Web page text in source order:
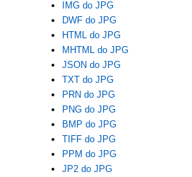
IMG do JPG
DWF do JPG
HTML do JPG
MHTML do JPG
JSON do JPG
TXT do JPG
PRN do JPG
PNG do JPG
BMP do JPG
TIFF do JPG
PPM do JPG
JP2 do JPG